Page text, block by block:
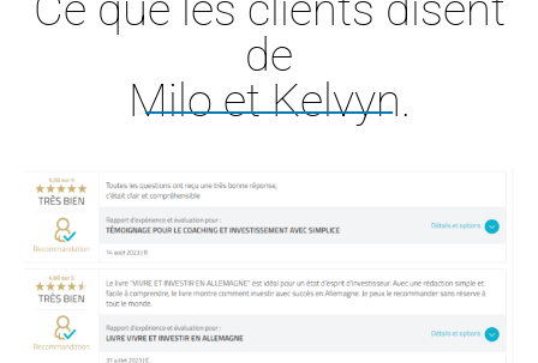
de
Milo et Kelvyn.